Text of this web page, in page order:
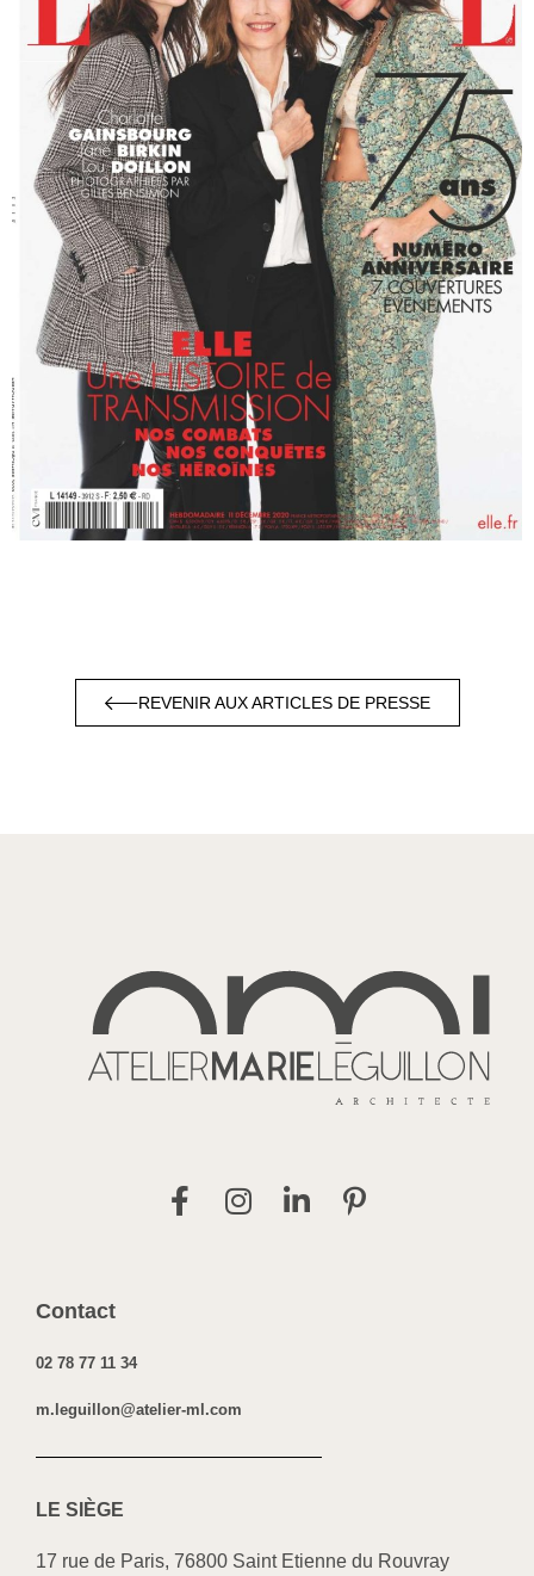
REVENIR AUX ARTICLES DE PRESSE
Contact
02 78 77 11 34
m.leguillon@atelier-ml.com
LE SI ÈGE
17 rue de Paris, 76800 Saint Etienne du Rouvray